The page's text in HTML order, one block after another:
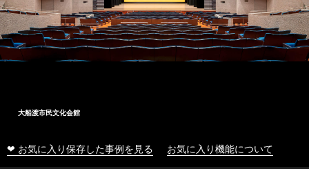
大船渡市民文化会館
❤ お気に入り保存した事例を見る お気に入り機能について